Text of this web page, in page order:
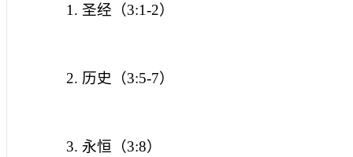
1.圣经（3:1-2）
2. 历史（3:5-7）
3. 永恒（3:8）